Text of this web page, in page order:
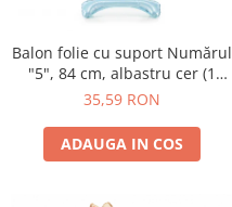
Balon folie cu suport Numărul
"5", 84 cm, albastru cer (1
pachet / 1 buc.)
35,59 RON
ADAUGA IN COS